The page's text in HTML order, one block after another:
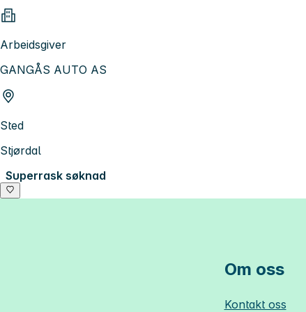
Arbeidsgiver
GANGÅS AUTO AS
Sted
Stjørdal
Superrask søknad
Om oss
Kontakt oss